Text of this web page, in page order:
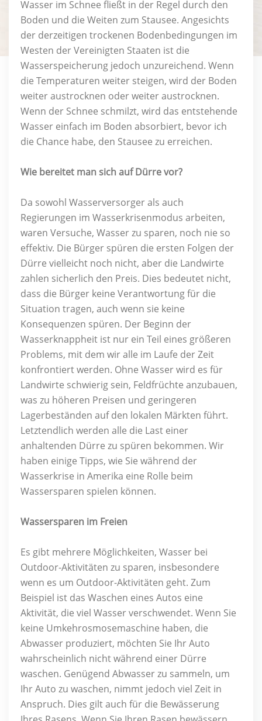
Wasser im Schnee fließt in der Regel durch den
Boden und die Weiten zum Stausee. Angesichts
der derzeitigen trockenen Bodenbedingungen im
Westen der Vereinigten Staaten ist die
Wasserspeicherung jedoch unzureichend. Wenn
die Temperaturen weiter steigen, wird der Boden
weiter austrocknen oder weiter austrocknen.
Wenn der Schnee schmilzt, wird das entstehende
Wasser einfach im Boden absorbiert, bevor ich
die Chance habe, den Stausee zu erreichen.
Wie bereitet man sich auf Dürre vor?
Da sowohl Wasserversorger als auch
Regierungen im Wasserkrisenmodus arbeiten,
waren Versuche, Wasser zu sparen, noch nie so
effektiv. Die Bürger spüren die ersten Folgen der
Dürre vielleicht noch nicht, aber die Landwirte
zahlen sicherlich den Preis. Dies bedeutet nicht,
dass die Bürger keine Verantwortung für die
Situation tragen, auch wenn sie keine
Konsequenzen spüren. Der Beginn der
Wasserknappheit ist nur ein Teil eines größeren
Problems, mit dem wir alle im Laufe der Zeit
konfrontiert werden. Ohne Wasser wird es für
Landwirte schwierig sein, Feldfrüchte anzubauen,
was zu höheren Preisen und geringeren
Lagerbeständen auf den lokalen Märkten führt.
Letztendlich werden alle die Last einer
anhaltenden Dürre zu spüren bekommen. Wir
haben einige Tipps, wie Sie während der
Wasserkrise in Amerika eine Rolle beim
Wassersparen spielen können.
Wassersparen im Freien
Es gibt mehrere Möglichkeiten, Wasser bei
Outdoor-Aktivitäten zu sparen, insbesondere
wenn es um Outdoor-Aktivitäten geht. Zum
Beispiel ist das Waschen eines Autos eine
Aktivität, die viel Wasser verschwendet. Wenn Sie
keine Umkehrosmosemaschine haben, die
Abwasser produziert, möchten Sie Ihr Auto
wahrscheinlich nicht während einer Dürre
waschen. Genügend Abwasser zu sammeln, um
Ihr Auto zu waschen, nimmt jedoch viel Zeit in
Anspruch. Dies gilt auch für die Bewässerung